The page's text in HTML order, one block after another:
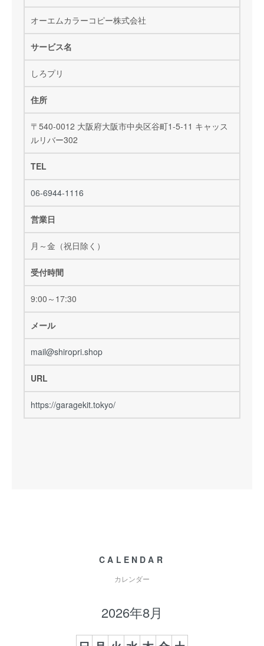
オーエムカラーコピー株式会社
サービス名
しろプリ
住所
〒540-0012 大阪府大阪市中央区谷町1-5-11 キャッス
ルリバー302
TEL
06-6944-1116
営業日
月～金（祝日除く）
受付時間
9:00～17:30
メール
mail@shiropri.shop
URL
https://garagekit.tokyo/
CALENDAR
カレンダー
2026年8月